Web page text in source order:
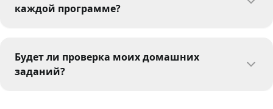
каждой программе?
Будет ли проверка моих домашних
заданий?